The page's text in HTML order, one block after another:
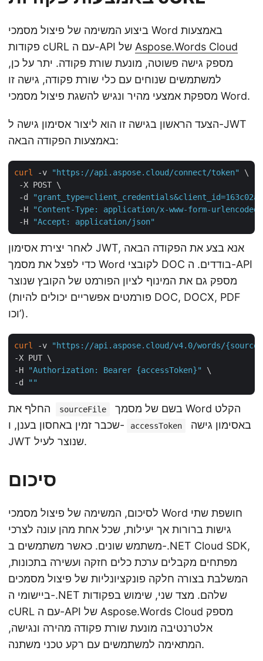
ביצוע המשימה של פיצול מסמכי Word באמצעות
Aspose.Words Cloud
מספק גישה פשוטה, מונעת שורת פקודה. יתר על כן,
למשתמשים שנוחים עם כלי שורת פקודה, גישה זו
מספקת אמצעי מהיר ונגיש להשגת פיצול מסמכי Word.
הצעד הראשון בגישה זו הוא ליצור אסימון גישה ל-JWT
באמצעות הפקודה הבאה:
curl -v "https://api.aspose.cloud/connect/token"
\
-X POST \
-d
-H
"Content-Type: application/x-www-form-urlencoded"
-H
"Accept: application/json"
לאחר יצירת אסימון JWT, אנא בצע את הפקודה הבאה
כדי לפצל את מסמך Word לקובצי DOC בודדים. ה-API
מספק גם את המינוף לציון הפורמט של הקובץ שנוצר
(פורמטים אפשריים יכולים להיות DOC, DOCX, PDF
וכו’).
curl -v
"https://api.aspose.cloud/v4.0/words/
-X PUT \
-H
"Authorization: Bearer {accessToken}"
\
-d
""
sourceFile
שכבר זמין באחסון בענן, ו-
accessToken
JWT שנוצר לעיל.
סיכום
לסיכום, המשימה של פיצול מסמכי Word חושפת שתי
גישות ברורות אך יעילות, שכל אחת מהן עונה לצרכי
משתמש שונים. כאשר משתמשים ב-.NET Cloud SDK,
מפתחים מקבלים ערכת כלים חזקה ועשירה בתכונות,
המשלבת בצורה חלקה פונקציונליות של פיצול מסמכים
ביישומי ה-.NET שלהם. מצד שני, שימוש בפקודות
cURL עם ה-API של Aspose.Words Cloud מספק
אלטרנטיבה מונעת שורת פקודה מהירה ונגישה,
המתאימה למשתמשים עם רקע טכני משתנה.